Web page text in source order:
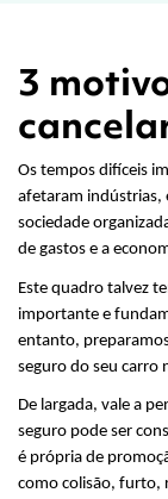
3
Os tempos difíceis
afetaram indústrias,
sociedade
de gastos e a
Este quadro talvez
importante e
entanto,
seguro do seu carro
De largada, vale a
seguro pode ser
é própria de
como colisão, furto,